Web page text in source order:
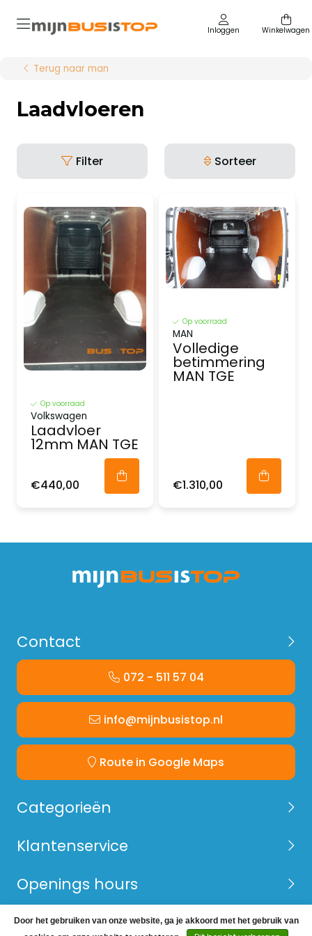
Inloggen Winkelwagen
Terug naar man
Laadvloeren
Filter Sorteer
Op voorraad
Volkswagen
Laadvloer
12mm MAN TGE
€440,00
Op voorraad
MAN
Volledige
betimmering
MAN TGE
€1.310,00
Contact
072 - 511 57 04
info@mijnbusistop.nl
Route in Google Maps
Categorieën
Klantenservice
Openings hours
© Copyright 2026 Mijn Bus is Top -Webshop laten
Door het gebruiken van onze website, ga je akkoord met het gebruik van